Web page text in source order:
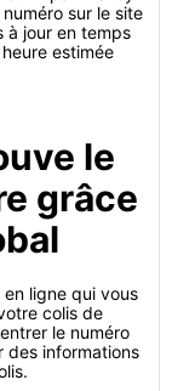
sur le site
à jour en temps
estimée
le
grâce
ligne qui vous
colis de
le numéro
des informations